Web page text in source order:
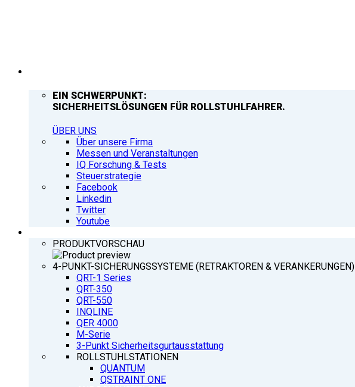
EIN SCHWERPUNKT:
SICHERHEITSLÖSUNGEN FÜR ROLLSTUHLFAHRER.
ÜBER UNS
Über unsere Firma
Messen und Veranstaltungen
IQ Forschung & Tests
Steuerstrategie
Facebook
Linkedin
Twitter
Youtube
PRODUKTVORSCHAU
4-PUNKT-SICHERUNGSSYSTEME (RETRAKTOREN & VERANKERUNGEN)
QRT-1 Series
QRT-350
QRT-550
INQLINE
QER 4000
M-Serie
3-Punkt Sicherheitsgurtausstattung
ROLLSTUHLSTATIONEN
QUANTUM
QSTRAINT ONE